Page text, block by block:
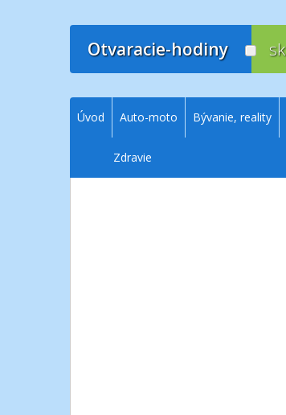
Otvaracie-hodiny sk
Úvod Auto-moto Bývanie, reality
Zdravie